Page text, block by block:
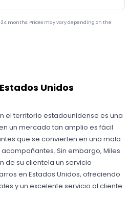
months. Prices may vary depending on the
Unidos
el territorio estadounidense es una
un mercado tan amplio es fácil
que se convierten en una mala
Sin embargo, Miles
de su clientela un servicio
en Estados Unidos, ofreciendo
y un excelente servicio al cliente.